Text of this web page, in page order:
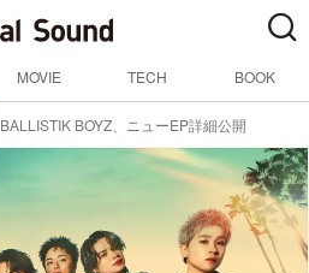
MOVIE TECH BOOK
BALLISTIK BOYZ、ニューEP詳細公開